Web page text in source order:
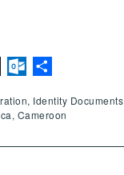
ThreadsOutlook.com
Identity Documents
Cameroon